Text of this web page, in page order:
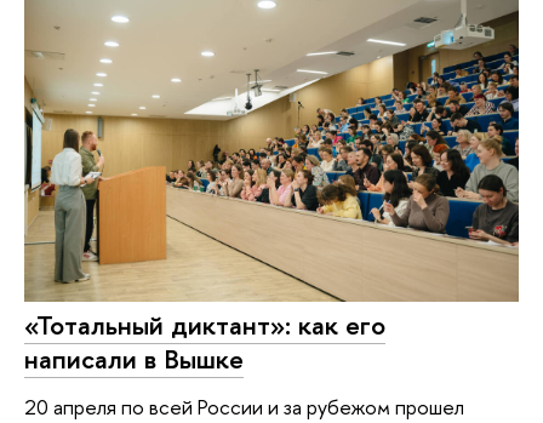
«Тотальный диктант»: как его
написали в Вышке
20 апреля по всей России и за рубежом прошел